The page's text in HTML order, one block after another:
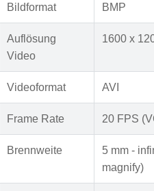
Bildformat BMP
Auflösung
Video
1600 x
Videoformat AVI
Frame Rate 20 FPS
Brennweite
5 mm -
magnify)